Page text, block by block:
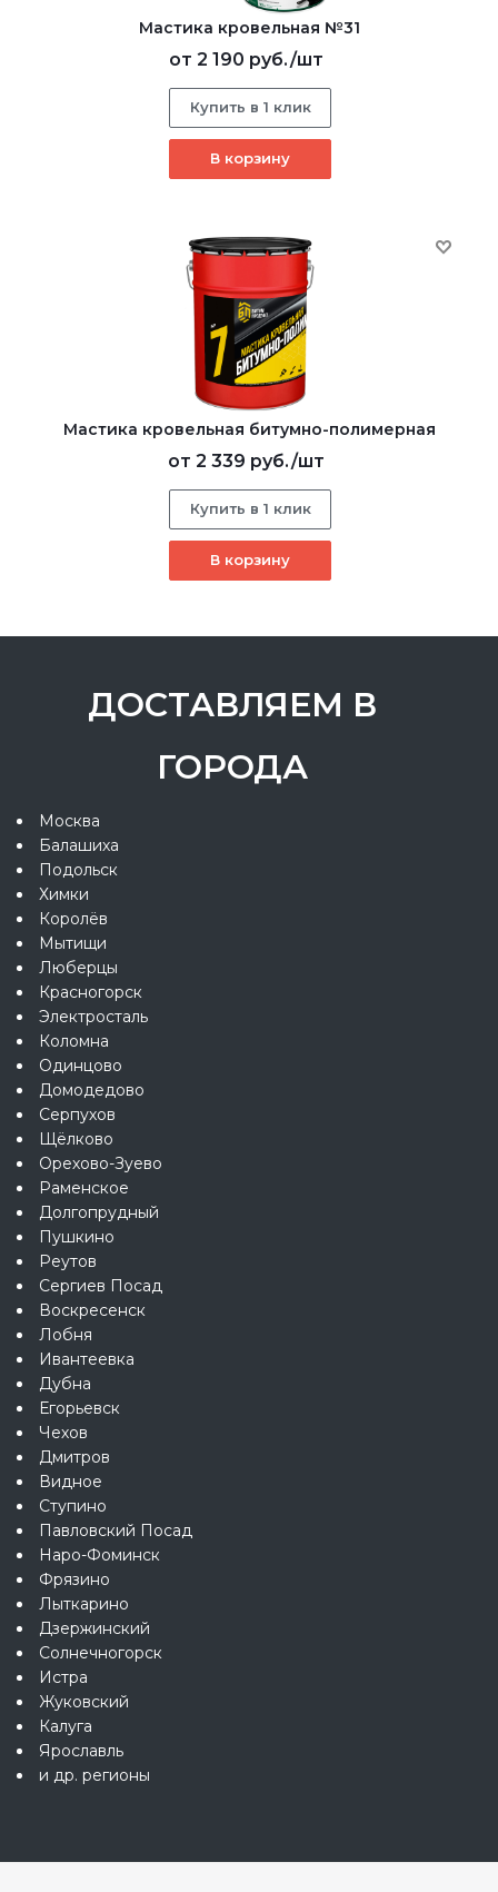
Мастика кровельная №31
от 2 190 руб./шт
Купить в 1 клик
В корзину
Мастика кровельная битумно-полимерная
от 2 339 руб./шт
Купить в 1 клик
В корзину
ДОСТАВЛЯЕМ В
ГОРОДА
Москва
Балашиха
Подольск
Химки
Королёв
Мытищи
Люберцы
Красногорск
Электросталь
Коломна
Одинцово
Домодедово
Серпухов
Щёлково
Орехово-Зуево
Раменское
Долгопрудный
Пушкино
Реутов
Сергиев Посад
Воскресенск
Лобня
Ивантеевка
Дубна
Егорьевск
Чехов
Дмитров
Видное
Ступино
Павловский Посад
Наро-Фоминск
Фрязино
Лыткарино
Дзержинский
Солнечногорск
Истра
Жуковский
Калуга
Ярославль
и др. регионы